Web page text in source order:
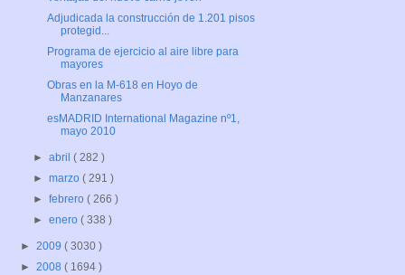
Adjudicada la construcción de 1.201 pisos
protegid...
Programa de ejercicio al aire libre para
mayores
Obras en la M-618 en Hoyo de
Manzanares
esMADRID International Magazine nº1,
mayo 2010
►abril( 282 )
►marzo( 291 )
►febrero( 266 )
►enero( 338 )
► 2009 ( 3030 )
► 2008 ( 1694 )